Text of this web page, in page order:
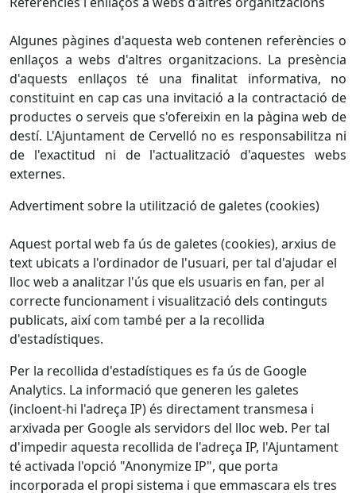
Algunes pàgines d'aquesta web contenen referències o
enllaços a webs d'altres organitzacions. La presència
d'aquests enllaços té una finalitat informativa, no
constituint en cap cas una invitació a la contractació de
productes o serveis que s'ofereixin en la pàgina web de
destí. L'Ajuntament de Cervelló no es responsabilitza ni
de l'exactitud ni de l'actualització d'aquestes webs
externes.
Advertiment sobre la utilització de galetes (cookies)
Aquest portal web fa ús de galetes (cookies), arxius de
text ubicats a l'ordinador de l'usuari, per tal d'ajudar el
lloc web a analitzar l'ús que els usuaris en fan, per al
correcte funcionament i visualització dels continguts
publicats, així com també per a la recollida
d'estadístiques.
Per la recollida d'estadístiques es fa ús de Google
Analytics. La informació que generen les galetes
(incloent-hi l'adreça IP) és directament transmesa i
arxivada per Google als servidors del lloc web. Per tal
d'impedir aquesta recollida de l'adreça IP, l'Ajuntament
té activada l'opció "Anonymize IP", que porta
incorporada el propi sistema i que emmascara els tres